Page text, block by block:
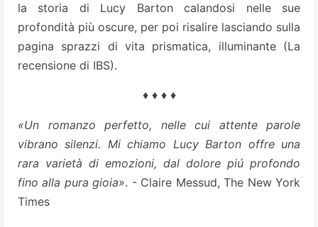
la storia di Lucy Barton calandosi nelle sue
profondità più oscure, per poi risalire lasciando sulla
pagina sprazzi di vita prismatica, illuminante (La
recensione di IBS).
♦ ♦ ♦ ♦
«Un romanzo perfetto, nelle cui attente parole
vibrano silenzi. Mi chiamo Lucy Barton offre una
rara varietà di emozioni, dal dolore piú profondo
fino alla pura gioia». - Claire Messud, The New York
Times